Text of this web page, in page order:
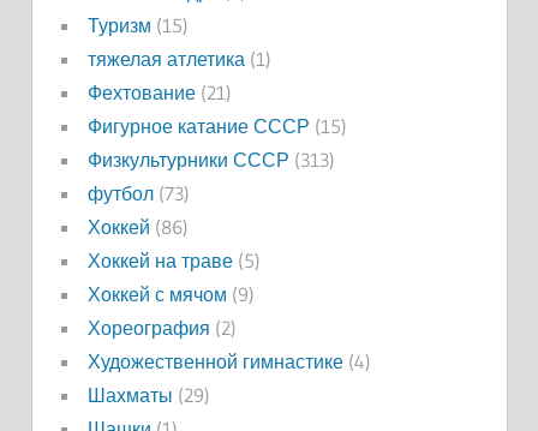
Туризм (15)
тяжелая атлетика (1)
Фехтование(21)
Фигурное катание СССР (15)
Физкультурники СССР (313)
футбол(73)
Хоккей (86)
Хоккей на траве(5)
Хоккей с мячом (9)
Хореография (2)
Художественной гимнастике(4)
Шахматы (29)